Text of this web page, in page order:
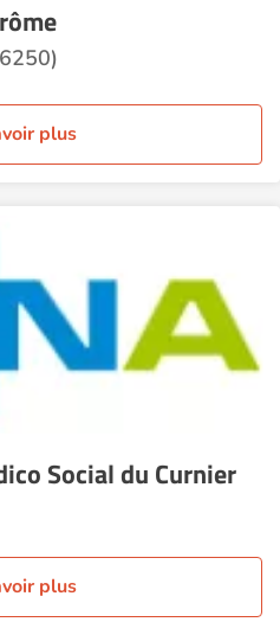
plus
Social du Curnier
plus